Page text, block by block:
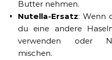
Butter nehmen.
Nutella-Ersatz: Wenn
du eine andere
verwenden oder
mischen.